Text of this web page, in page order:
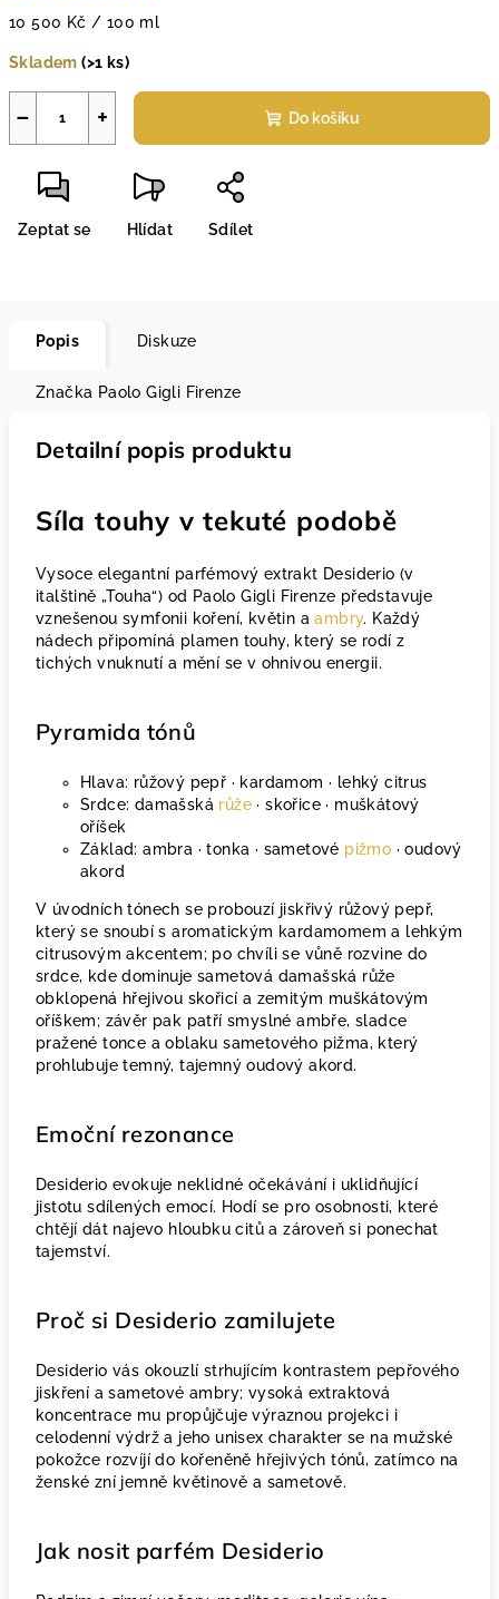
Měrná
10 500 Kč / 100 ml
Skladem(>1 ks)
+
− Do košíku
Zeptat se Hlídat Sdílet
Popis Diskuze
Značka Paolo Gigli Firenze
Detailní popis produktu
Síla touhy v tekuté podobě
Vysoce elegantní parfémový extrakt Desiderio (v
italštině „Touha“) od Paolo Gigli Firenze představuje
vznešenou symfonii koření, květin aambry. Každý
nádech připomíná plamen touhy, který se rodí z
tichých vnuknutí a mění se v ohnivou energii.
Pyramida tónů
Hlava: růžový pepř · kardamom · lehký citrus
Srdce: damašská růže · skořice · muškátový
oříšek
Základ: ambra · tonka · sametové pižmo · oudový
akord
V úvodních tónech se probouzí jiskřivý růžový pepř,
který se snoubí s aromatickým kardamomem a lehkým
citrusovým akcentem; po chvíli se vůně rozvine do
srdce, kde dominuje sametová damašská růže
obklopená hřejivou skořicí a zemitým muškátovým
oříškem; závěr pak patří smyslné ambře, sladce
pražené tonce a oblaku sametového pižma, který
prohlubuje temný, tajemný oudový akord.
Emoční rezonance
Desiderio evokuje neklidné očekávání i uklidňující
jistotu sdílených emocí. Hodí se pro osobnosti, které
chtějí dát najevo hloubku citů a zároveň si ponechat
tajemství.
Proč si Desiderio zamilujete
Desiderio vás okouzlí strhujícím kontrastem pepřového
jiskření a sametové ambry; vysoká extraktová
koncentrace mu propůjčuje výraznou projekci i
celodenní výdrž a jeho unisex charakter se na mužské
pokožce rozvíjí do kořeněně hřejivých tónů, zatímco na
ženské zní jemně květinově a sametově.
Jak nosit parfém Desiderio